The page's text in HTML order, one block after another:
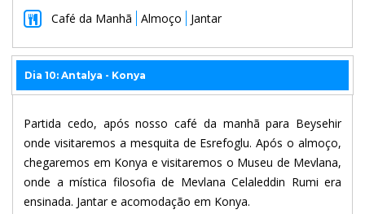
Café da Manhã
Almoço Jantar
Dia 10: Antalya - Konya
Partida cedo, após nosso café da manhã para Beysehir
onde visitaremos a mesquita de Esrefoglu. Após o almoço,
chegaremos em Konya e visitaremos o Museu de Mevlana,
onde a mística filosofia de Mevlana Celaleddin Rumi era
ensinada. Jantar e acomodação em Konya.